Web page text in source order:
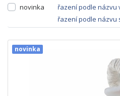
novinka
řazení podle názvu
řazení podle názvu
novinka